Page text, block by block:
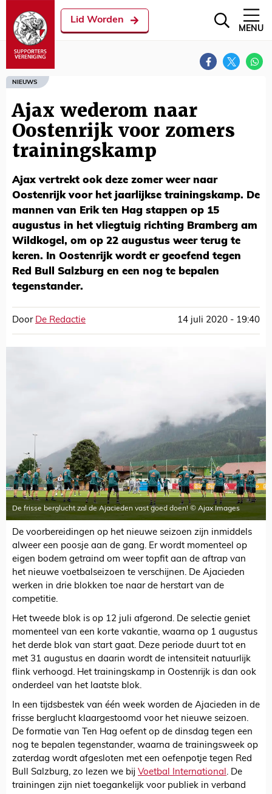
Lid Worden
MENU
NIEUWS
Ajax wederom naar
Oostenrijk voor zomers
trainingskamp
Ajax vertrekt ook deze zomer weer naar
Oostenrijk voor het jaarlijkse trainingskamp. De
mannen van Erik ten Hag stappen op 15
augustus in het vliegtuig richting Bramberg am
Wildkogel, om op 22 augustus weer terug te
keren. In Oostenrijk wordt er geoefend tegen
Red Bull Salzburg en een nog te bepalen
tegenstander.
Door De Redactie 14 juli 2020 - 19:40
De frisse berglucht zal de Ajacieden vast goed doen! © Ajax Images
De voorbereidingen op het nieuwe seizoen zijn inmiddels
alweer een poosje aan de gang. Er wordt momenteel op
eigen bodem getraind om weer topfit aan de aftrap van
het nieuwe voetbalseizoen te verschijnen. De Ajacieden
werken in drie blokken toe naar de herstart van de
competitie.
Het tweede blok is op 12 juli afgerond. De selectie geniet
momenteel van een korte vakantie, waarna op 1 augustus
het derde blok van start gaat. Deze periode duurt tot en
met 31 augustus en daarin wordt de intensiteit natuurlijk
flink verhoogd. Het trainingskamp in Oostenrijk is dan ook
onderdeel van het laatste blok.
In een tijdsbestek van één week worden de Ajacieden in de
frisse berglucht klaargestoomd voor het nieuwe seizoen.
De formatie van Ten Hag oefent op de dinsdag tegen een
nog te bepalen tegenstander, waarna de trainingsweek op
zaterdag wordt afgesloten met een oefenpotje tegen Red
Bull Salzburg, zo lezen we bij Voetbal International. De
trainingen zijn niet toegankelijk voor publiek in verband